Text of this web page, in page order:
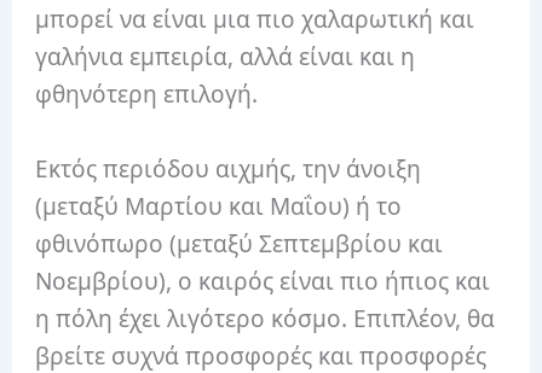
μπορεί να είναι μια πιο χαλαρωτική και
γαλήνια εμπειρία, αλλά είναι και η
φθηνότερη επιλογή.
Εκτός περιόδου αιχμής, την άνοιξη
(μεταξύ Μαρτίου και Μαΐου) ή το
φθινόπωρο (μεταξύ Σεπτεμβρίου και
Νοεμβρίου), ο καιρός είναι πιο ήπιος και
η πόλη έχει λιγότερο κόσμο. Επιπλέον, θα
βρείτε συχνά προσφορές και προσφορές